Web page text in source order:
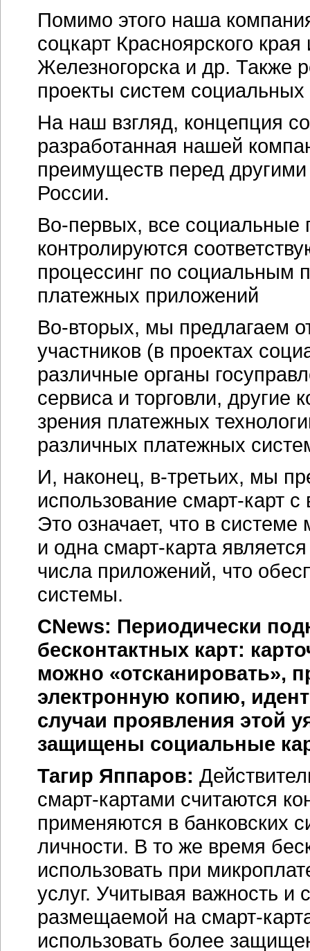
Помимо этого наша
соцкарт Красноярского
Железногорска и др. Также
проекты систем социальных
На наш взгляд, концепция
разработанная нашей
преимуществ перед
России.
Во-первых, все социальные
контролируются
процессинг по социальным
платежных приложений
Во-вторых, мы предлагаем
участников (в проектах
различные органы
сервиса и торговли, другие
зрения платежных
различных платежных
И, наконец, в-третьих, мы
использование смарт-карт с
Это означает, что в
и одна смарт-карта
числа приложений, что
системы.
CNews: Периодически
бесконтактных карт:
можно «отсканировать»,
электронную копию,
случаи проявления этой
защищены социальные
Тагир Яппаров:
смарт-картами считаются
применяются в банковских
личности. В то же время
использовать при
услуг. Учитывая важность и
размещаемой на смарт-
использовать более